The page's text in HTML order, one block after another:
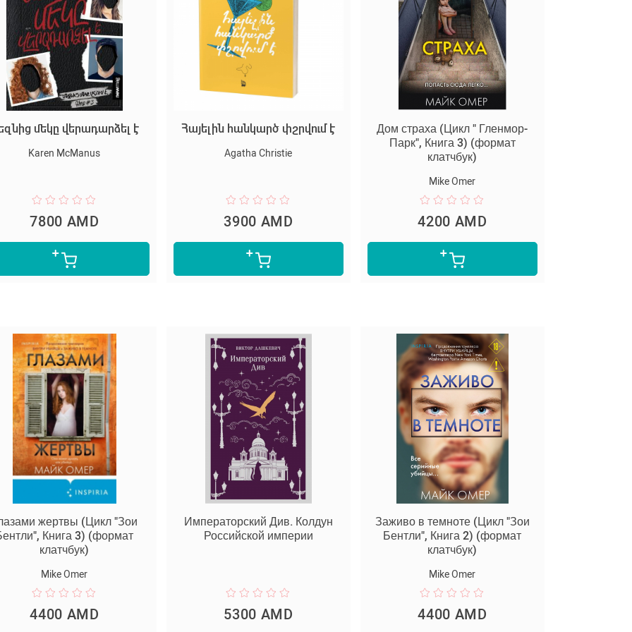
մեկը վերադարձել է
Karen McManus
7800 AMD
Հայելին հանկարծ փշրվում է
Agatha Christie
3900 AMD
Дом страха (Цикл " Гленмор-
Парк", Книга 3) (формат
клатчбук)
Mike Omer
4200 AMD
жертвы (Цикл "Зои
Книга 3) (формат
клатчбук)
Mike Omer
4400 AMD
Императорский Див. Колдун
Российской империи
5300 AMD
Заживо в темноте (Цикл "Зои
Бентли", Книга 2) (формат
клатчбук)
Mike Omer
4400 AMD